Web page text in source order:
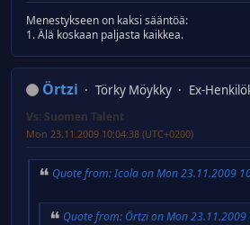
Menestykseen on kaksi sääntöä:
1. Älä koskaan paljasta kaikkea.
Örtzi Törky Möykky Ex-
Vs: Suomen Talent
Mon 23.11.2009 10:04:38 (UTC+0200)
Quote from: Icola on Mon 23.11.2009
Quote from: Örtzi on Mon 23.11.2009